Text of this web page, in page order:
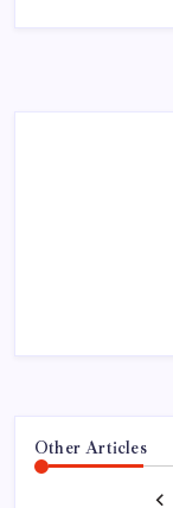
Other Articles